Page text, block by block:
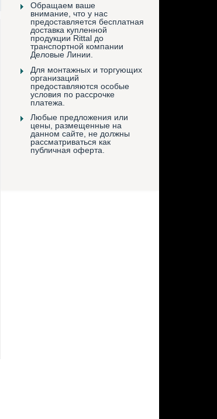
Обращаем ваше
внимание, что у нас
предоставляется бесплатная
доставка купленной
продукции Rittal до
транспортной компании
Деловые Линии.
Для монтажных и торгующих
организаций
предоставляются особые
условия по рассрочке
платежа.
Любые предложения или
цены, размещенные на
данном сайте, не должны
рассматриваться как
публичная оферта.